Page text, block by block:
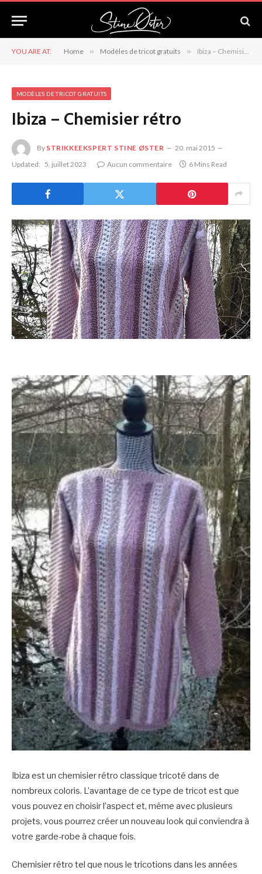
YOU ARE AT: Home » Modèles de tricot gratuits » Ibiza – Chemisier rétro
MODÈLES DE TRICOT GRATUITS
Ibiza – Chemisier rétro
By STRIKKEEKSPERT STINE ØSTER
20. mai 2015
Updated: 5. juillet 2023 Aucun commentaire 6 Mins Read
Ibiza est un chemisier rétro classique tricoté dans de
nombreux coloris. L’avantage de ce type de tricot est que
vous pouvez en choisir l’aspect et, même avec plusieurs
projets, vous pourrez créer un nouveau look qui conviendra à
votre garde-robe à chaque fois.
Chemisier rétro tel que nous le tricotions dans les années